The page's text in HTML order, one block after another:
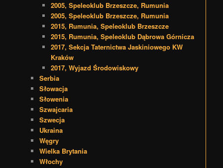
2005, Speleoklub Brzeszcze, Rumunia
2005, Speleoklub Brzeszcze, Rumunia
2015, Rumunia, Speleoklub Brzeszcze
2015, Rumunia, Speleoklub Dąbrowa Górnicza
2017, Sekcja Taternictwa Jaskiniowego KW
Kraków
2017, Wyjazd Środowiskowy
Serbia
Słowacja
Słowenia
Szwajcaria
Szwecja
Ukraina
Węgry
Wielka Brytania
Włochy